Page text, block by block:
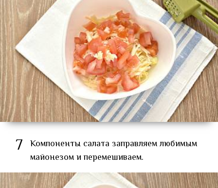
7 Компоненты салата заправляем любимым
майонезом и перемешиваем.